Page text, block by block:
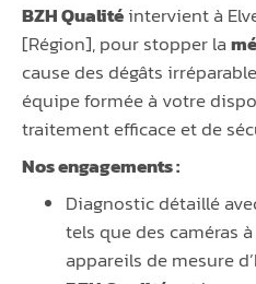
BZH Qualitéintervient à
[Région], pour stopper la
cause des dégâts
équipe formée à votre
traitement efficace et de
Nos engagements :
Diagnostic détaillé
tels que des caméras
appareils de mesure